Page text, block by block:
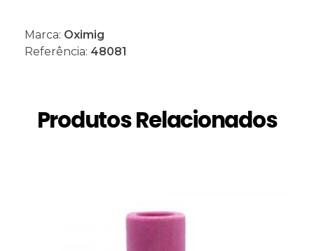
Marca: Oximig
Referência: 48081
Produtos Relacionados